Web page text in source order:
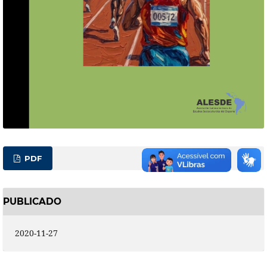
PDF
PUBLICADO
2020-11-27